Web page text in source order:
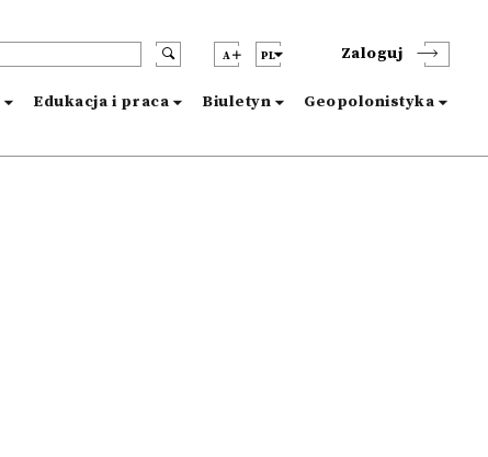
A PL Zaloguj
Edukacja i praca Biuletyn Geopolonistyka